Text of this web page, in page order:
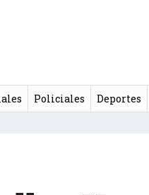
Policiales Deportes